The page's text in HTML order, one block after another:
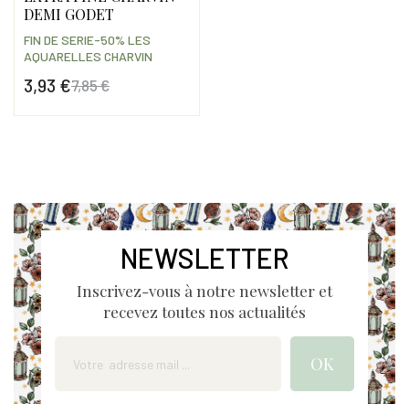
DEMI GODET
3,93 €7,85 €
FIN DE SERIE-50% LES
AQUARELLES CHARVIN
NEWSLETTER
Inscrivez-vous à notre newsletter et
recevez toutes nos actualités